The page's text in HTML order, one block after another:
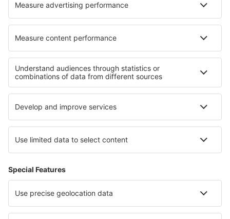
Cariere
Termeni şi condiţii
Rezervările mele
Politica de Confidențialitate
Politică cookie
Asistenţă şi contact
Țări